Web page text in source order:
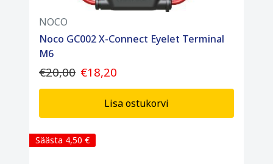
NOCO
Noco GC002 X-Connect Eyelet Terminal
M6
€20,00 €18,20
Lisa ostukorvi
Säästa 4,50 €